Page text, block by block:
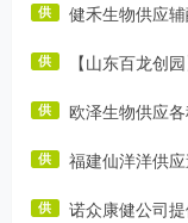
供 健禾生物供应
供 【山东百龙创
供 欧泽生物供应
供 福建仙洋洋供
供 诺众康健公司